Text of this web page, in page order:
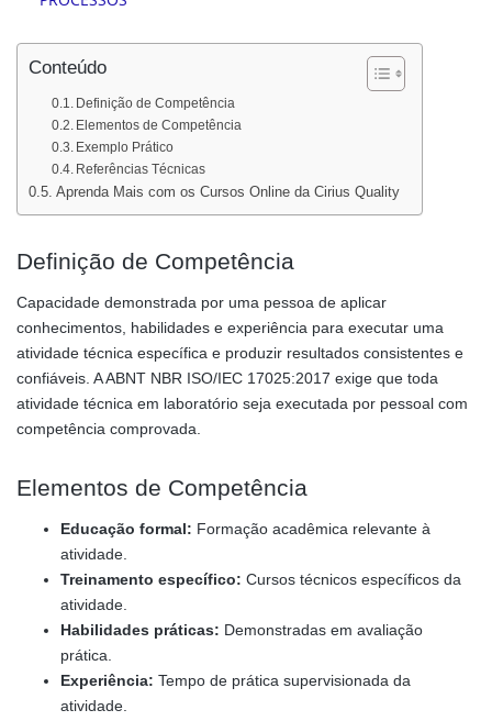
Conteúdo
Definição de Competência
Elementos de Competência
Exemplo Prático
Referências Técnicas
Aprenda Mais com os Cursos Online da Cirius Quality
Definição de Competência
Capacidade demonstrada por uma pessoa de aplicar
conhecimentos, habilidades e experiência para executar uma
atividade técnica específica e produzir resultados consistentes e
confiáveis. A ABNT NBR ISO/IEC 17025:2017 exige que toda
atividade técnica em laboratório seja executada por pessoal com
competência comprovada.
Elementos de Competência
Educação formal: Formação acadêmica relevante à
atividade.
Treinamento específico: Cursos técnicos específicos da
atividade.
Habilidades práticas: Demonstradas em avaliação
prática.
Experiência: Tempo de prática supervisionada da
atividade.